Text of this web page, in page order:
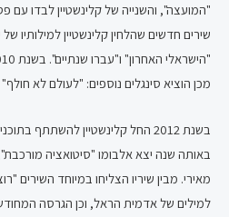
"המועצה", והשנייה של קלינשטיין לבדו עם
שירים חדשים שהלחין קלינשטיין למילותיו
מכן הוציא סינגלים נוספים: "לעולם לא
באותה שנה יצא אלבומו "סיטואציה
מאירי. מבין שיריו הצליחו במיוחד השירים
למילים של אדמית הראל, וכן הגרסה